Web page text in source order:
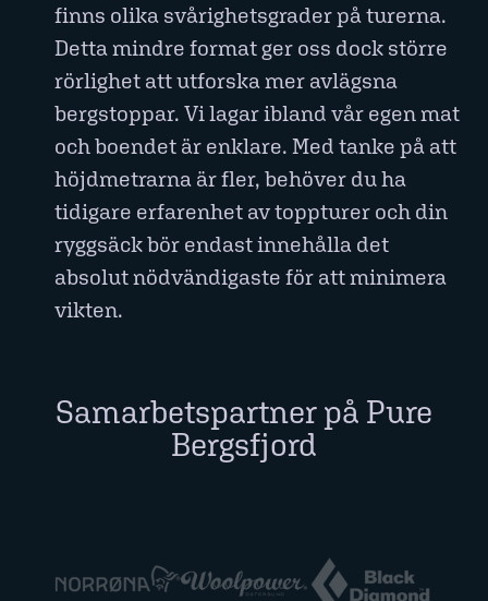
finns olika svårighetsgrader på turerna.
Detta mindre format ger oss dock större
rörlighet att utforska mer avlägsna
bergstoppar. Vi lagar ibland vår egen mat
och boendet är enklare. Med tanke på att
höjdmetrarna är fler, behöver du ha
tidigare erfarenhet av toppturer och din
ryggsäck bör endast innehålla det
absolut nödvändigaste för att minimera
vikten.
Samarbetspartner på Pure
Bergsfjord